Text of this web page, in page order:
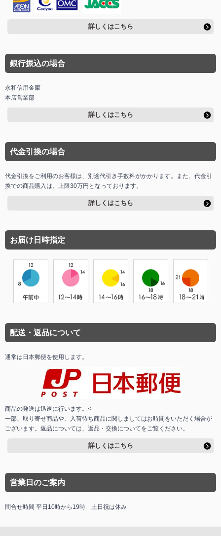
詳しくはこちら
銀行振込の場合
永和信用金庫
本店営業部
詳しくはこちら
代金引換の場合
代金引換をご利用のお客様は、別途代引き手数料がかかります。また、代金引
換での商品購入は、上限30万円となっております。
詳しくはこちら
お届け日時指定
配送・返品について
通常は日本郵便を使用します。
商品の発送は迅速に行います。<
一部、取り寄せ商品や、入荷待ち商品に関しましてはお時間をいただく場合が
ございます。返品については、返品・交換についてをご覧ください。
詳しくはこちら
営業日のご案内
問合せ時間 平日10時から19時 土日祝は休み